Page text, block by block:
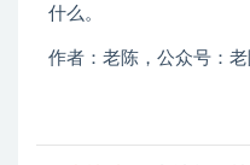
什么。
作者：老陈，公众号：